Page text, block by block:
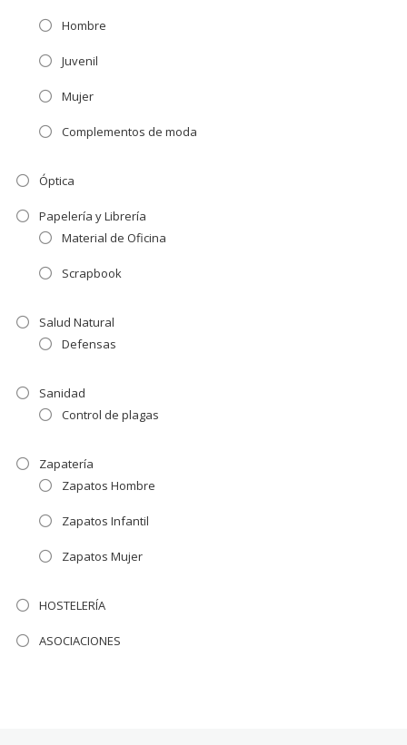
Hombre
Juvenil
Mujer
Complementos de moda
Óptica
Papelería y Librería
Material de Oficina
Scrapbook
Salud Natural
Defensas
Sanidad
Control de plagas
Zapatería
Zapatos Hombre
Zapatos Infantil
Zapatos Mujer
HOSTELERÍA
ASOCIACIONES